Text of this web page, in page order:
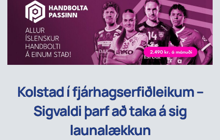
Kolstad í fjárhagserfiðleikum –
Sigvaldi þarf að taka á sig
launalækkun